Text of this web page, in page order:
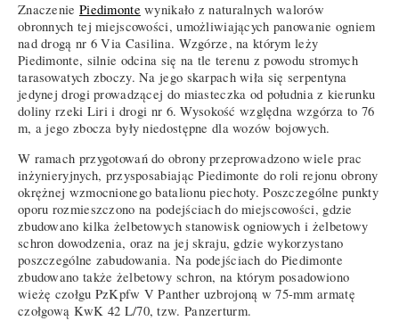
Znaczenie Piedimonte wynikało z naturalnych walorów
obronnych tej miejscowości, umożliwiających panowanie ogniem
nad drogą nr 6 Via Casilina. Wzgórze, na którym leży
Piedimonte, silnie odcina się na tle terenu z powodu stromych
tarasowatych zboczy. Na jego skarpach wiła się serpentyna
jedynej drogi prowadzącej do miasteczka od południa z kierunku
doliny rzeki Liri i drogi nr 6. Wysokość względna wzgórza to 76
m, a jego zbocza były niedostępne dla wozów bojowych.
W ramach przygotowań do obrony przeprowadzono wiele prac
inżynieryjnych, przysposabiając Piedimonte do roli rejonu obrony
okrężnej wzmocnionego batalionu piechoty. Poszczególne punkty
oporu rozmieszczono na podejściach do miejscowości, gdzie
zbudowano kilka żelbetowych stanowisk ogniowych i żelbetowy
schron dowodzenia, oraz na jej skraju, gdzie wykorzystano
poszczególne zabudowania. Na podejściach do Piedimonte
zbudowano także żelbetowy schron, na którym posadowiono
wieżę czołgu PzKpfw V Panther uzbrojoną w 75-mm armatę
czołgową KwK 42 L/70, tzw. Panzerturm.